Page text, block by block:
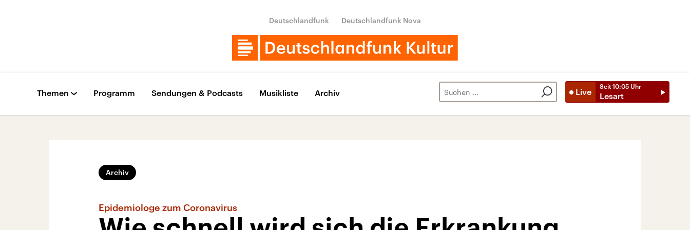
Deutschlandfunk Deutschlandfunk Nova
Live
Seit 10:05 Uhr
Lesart
Themen Programm Sendungen & Podcasts Musikliste Archiv
Archiv
Epidemiologe zum Coronavirus